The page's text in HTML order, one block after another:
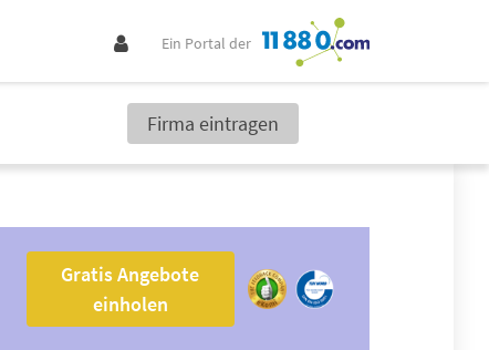
Ein Portal der
Firma eintragen
Gratis Angebote
einholen